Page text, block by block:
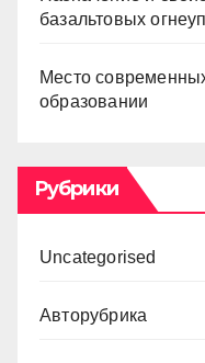
базальтовых
Место
образовании
Рубрики
Uncategorised
Авторубрика